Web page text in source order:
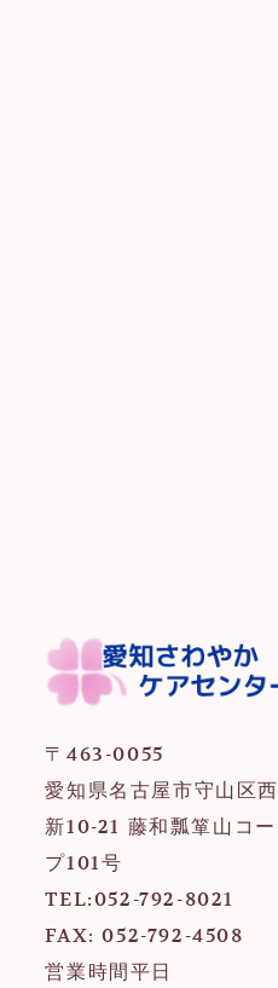
〒463-0055
愛知県名古屋市守山区西
新10-21 藤和瓢箪山コー
プ101号
TEL:052-792-8021
FAX: 052-792-4508
営業時間平日